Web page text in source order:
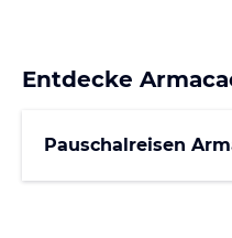
Entdecke
Pauschalreisen